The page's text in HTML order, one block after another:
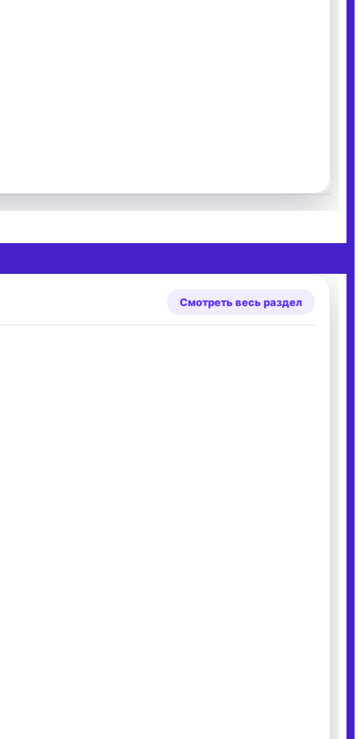
Смотреть весь раздел